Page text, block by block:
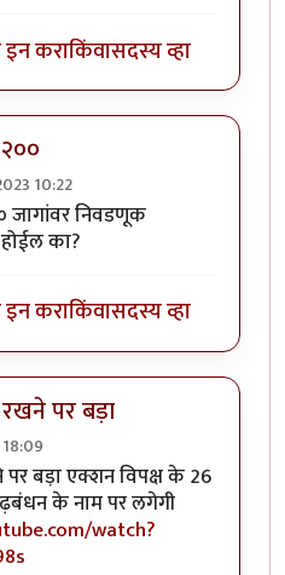
कराकिंवासदस्य व्हा
10:22
जागांवर निवडणूक
का?
कराकिंवासदस्य व्हा
पर बड़ा
पर बड़ा एक्शन विपक्ष के 26
के नाम पर लगेगी
watch?